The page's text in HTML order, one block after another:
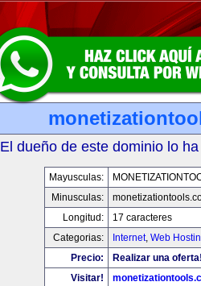
El dueño de este dominio lo
Mayusculas:
Minusculas:
Longitud:
17 caracteres
Categorias:
Internet, Web
Precio:
Realizar una
Visitar!